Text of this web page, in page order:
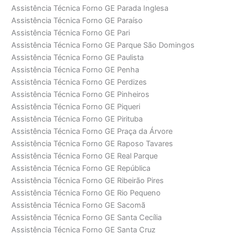
Assistência Técnica Forno GE Parada Inglesa
Assistência Técnica Forno GE Paraíso
Assistência Técnica Forno GE Pari
Assistência Técnica Forno GE Parque São Domingos
Assistência Técnica Forno GE Paulista
Assistência Técnica Forno GE Penha
Assistência Técnica Forno GE Perdizes
Assistência Técnica Forno GE Pinheiros
Assistência Técnica Forno GE Piqueri
Assistência Técnica Forno GE Pirituba
Assistência Técnica Forno GE Praça da Árvore
Assistência Técnica Forno GE Raposo Tavares
Assistência Técnica Forno GE Real Parque
Assistência Técnica Forno GE República
Assistência Técnica Forno GE Ribeirão Pires
Assistência Técnica Forno GE Rio Pequeno
Assistência Técnica Forno GE Sacomã
Assistência Técnica Forno GE Santa Cecília
Assistência Técnica Forno GE Santa Cruz